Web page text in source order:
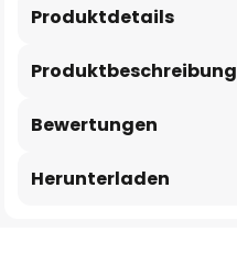
Produktbeschreibung
Produktdetails
Bewertungen
Herunterladen